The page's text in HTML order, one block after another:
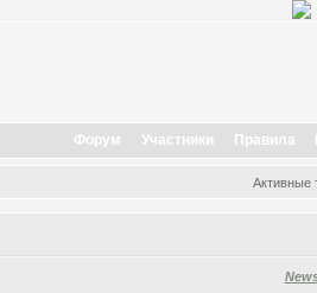
Форум Участники Правила
Активные